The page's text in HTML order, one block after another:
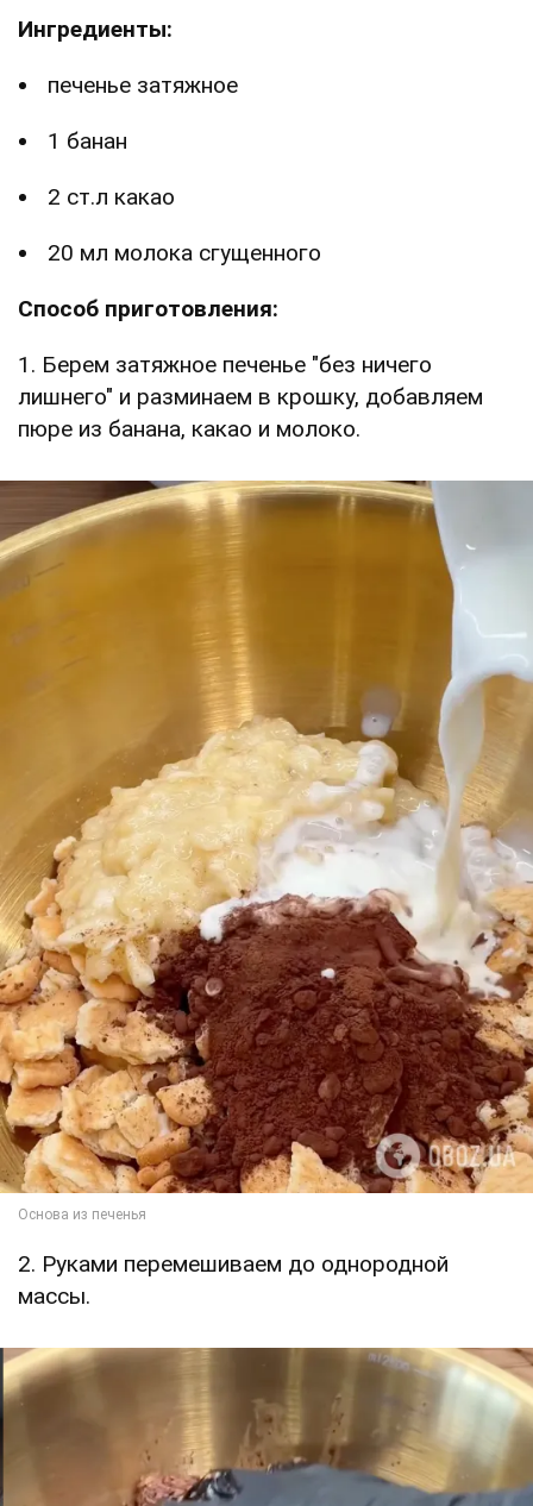
Ингредиенты:
печенье затяжное
1 банан
2 ст.л какао
20 мл молока сгущенного
Способ приготовления:
1. Берем затяжное печенье "без ничего
лишнего" и разминаем в крошку, добавляем
пюре из банана, какао и молоко.
2. Руками перемешиваем до однородной
массы.